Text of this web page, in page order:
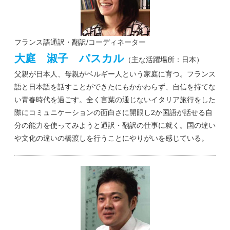
フランス語通訳・翻訳/コーディネーター
大庭 淑子 パスカル （主な活躍場所：日本）
父親が日本人、母親がベルギー人という家庭に育つ。フランス
語と日本語を話すことができたにもかかわらず、自信を持てな
い青春時代を過ごす。全く言葉の通じないイタリア旅行をした
際にコミュニケーションの面白さに開眼し2か国語が話せる自
分の能力を使ってみようと通訳・翻訳の仕事に就く。国の違い
や文化の違いの橋渡しを行うことにやりがいを感じている。